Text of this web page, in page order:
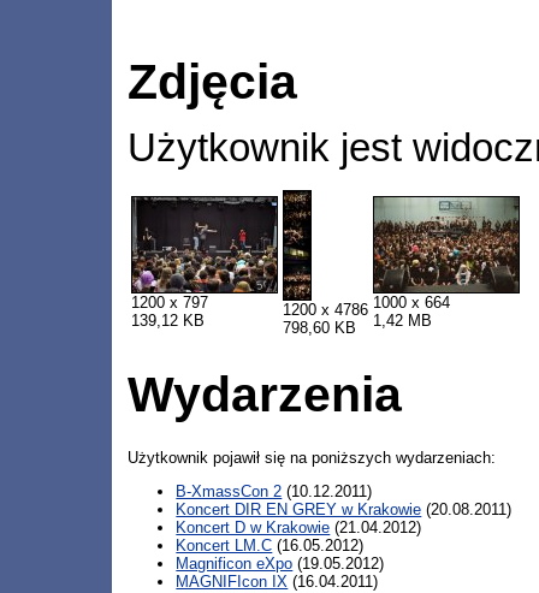
Zdjęcia
Użytkownik jest
1200 x 797
139,12 KB
1200 x 4786
798,60 KB
1000 x 664
1,42 MB
Wydarzenia
Użytkownik pojawił się na poniższych wydarzeniach:
B-XmassCon 2 (10.12.2011)
Koncert DIR EN GREY w Krakowie (20.08.2011)
Koncert D w Krakowie (21.04.2012)
Koncert LM.C (16.05.2012)
Magnificon eXpo (19.05.2012)
MAGNIFIcon IX (16.04.2011)